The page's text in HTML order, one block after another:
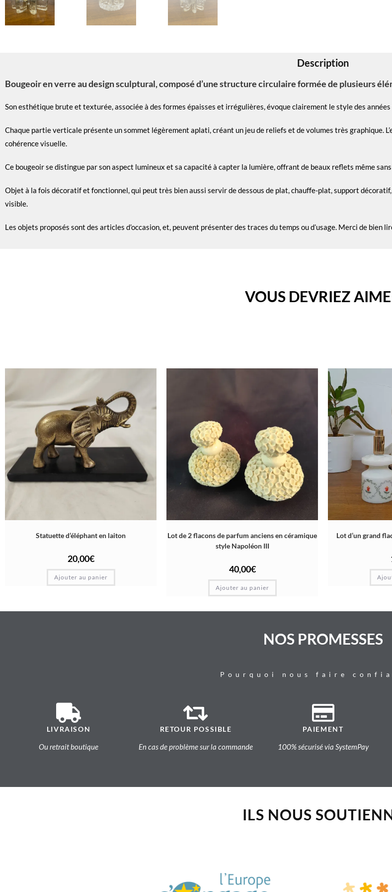
Description
Bougeoir en verre au design sculptural, composé d’une structure circulaire formée de plusieurs
Son esthétique brute et texturée, associée à des formes épaisses et irrégulières, évoque clairement le style des
Chaque partie verticale présente un sommet légèrement aplati, créant un jeu de reliefs et de volumes très graphique.
cohérence visuelle.
Ce bougeoir se distingue par son aspect lumineux et sa capacité à capter la lumière, offrant de beaux reflets même
Objet à la fois décoratif et fonctionnel, qui peut très bien aussi servir de dessous de plat, chauffe-plat, support
visible.
Les objets proposés sont des articles d’occasion, et, peuvent présenter des traces du temps ou d’usage. Merci de
VOUS DEVRIEZ
Statuette d’éléphant en laiton
20,00€
Ajouter au panier
Lot de 2 flacons de parfum anciens en céramique
style Napoléon III
40,00€
Ajouter au panier
Lot d’un grand
NOS PROMESSES
Pourquoi nous faire
LIVRAISON
Ou retrait boutique
RETOUR POSSIBLE
En cas de problème sur la commande
PAIEMENT
100% sécurisé via SystemPay
ILS NOUS